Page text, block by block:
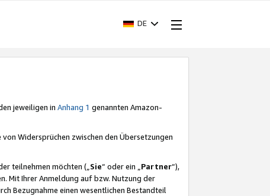
DE
jeweiligen in Anhang 1 genannten Amazon-
von Widersprüchen zwischen den Übersetzungen
teilnehmen möchten („Sie“ oder ein „Partner“),
Mit Ihrer Anmeldung auf bzw. Nutzung der
Bezugnahme einen wesentlichen Bestandteil